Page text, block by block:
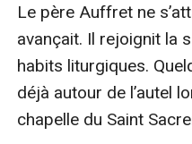
Le père Auffret ne
avançait. Il rejoignit la
habits liturgiques.
déjà autour de l’autel
chapelle du Saint